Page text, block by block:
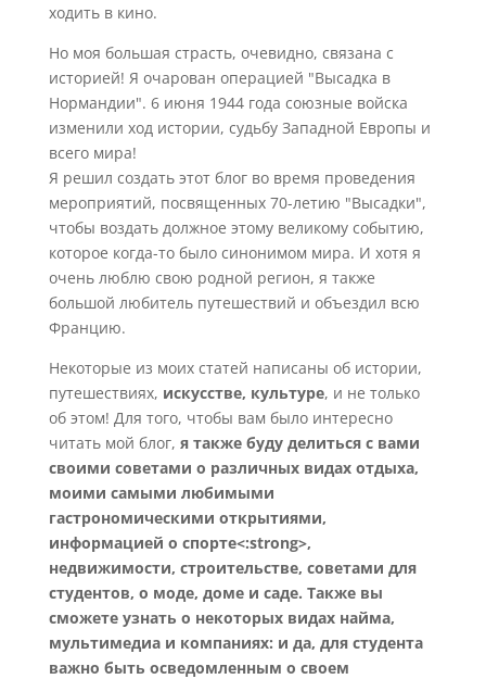
ходить в кино.
Но моя большая страсть, очевидно, связана с
историей! Я очарован операцией "Высадка в
Нормандии". 6 июня 1944 года союзные войска
изменили ход истории, судьбу Западной Европы и
всего мира!
Я решил создать этот блог во время проведения
мероприятий, посвященных 70-летию "Высадки",
чтобы воздать должное этому великому событию,
которое когда-то было синонимом мира. И хотя я
очень люблю свою родной регион, я также
большой любитель путешествий и объездил всю
Францию.
Некоторые из моих статей написаны об истории,
путешествиях, искусстве, культуре, и не только
об этом! Для того, чтобы вам было интересно
читать мой блог, я также буду делиться с вами
своими советами о различных видах отдыха,
моими самыми любимыми
гастрономическими открытиями,
информацией о спорте<:strong>,
недвижимости, строительстве, советами для
студентов, о моде, доме и саде. Также вы
сможете узнать о некоторых видах найма,
мультимедиа и компаниях: и да, для студента
важно быть осведомленным о своем